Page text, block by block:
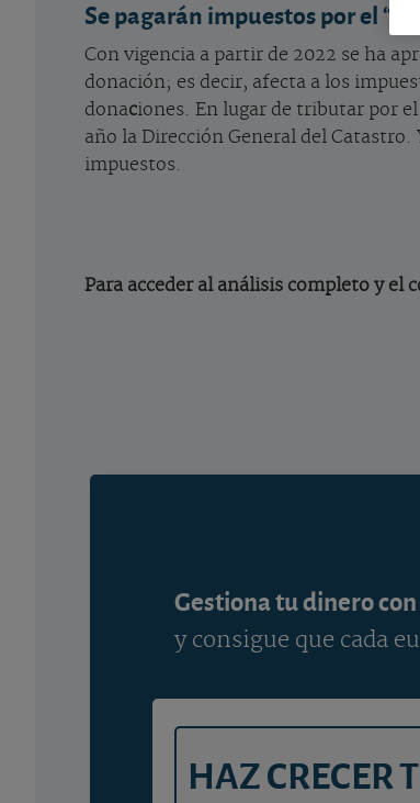
Se pagarán impuestos por el
Con vigencia a partir de 2022 se ha
donación; es decir, afecta a los
donaciones. En lugar de tributar por
año la Dirección General del
impuestos.
Para acceder al análisis completo y
Gestiona tu dinero
y consigue que cada
HAZ CRECER